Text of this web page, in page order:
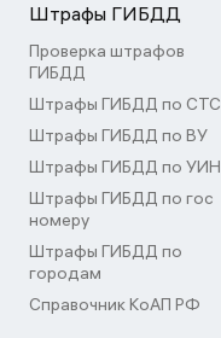
Штрафы ГИБДД
Проверка штрафов
ГИБДД
Штрафы ГИБДД по СТС
Штрафы ГИБДД по ВУ
Штрафы ГИБДД по УИН
Штрафы ГИБДД по гос
номеру
Штрафы ГИБДД по
городам
Справочник КоАП РФ